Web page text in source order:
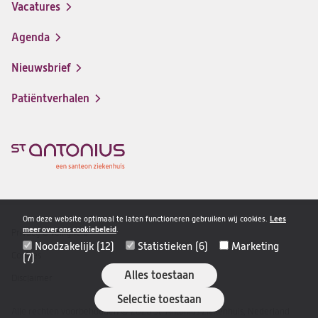
Om deze website optimaal te laten functioneren gebruiken wij cookies. Lees
meer over ons cookiebeleid.
Noodzakelijk (12) Statistieken (6)
Marketing
(7)
Alles toestaan
Selectie toestaan
nieuwe
Vacatures
(opent
in
nieuwe
Agenda
Nieuwsbrief
Patiëntverhalen
Disclaimer
navigatie
Privacy & veiligheid
Cookies
Alle rechten voorbehouden © 2026 St. Antonius Ziekenhuis, Nederland